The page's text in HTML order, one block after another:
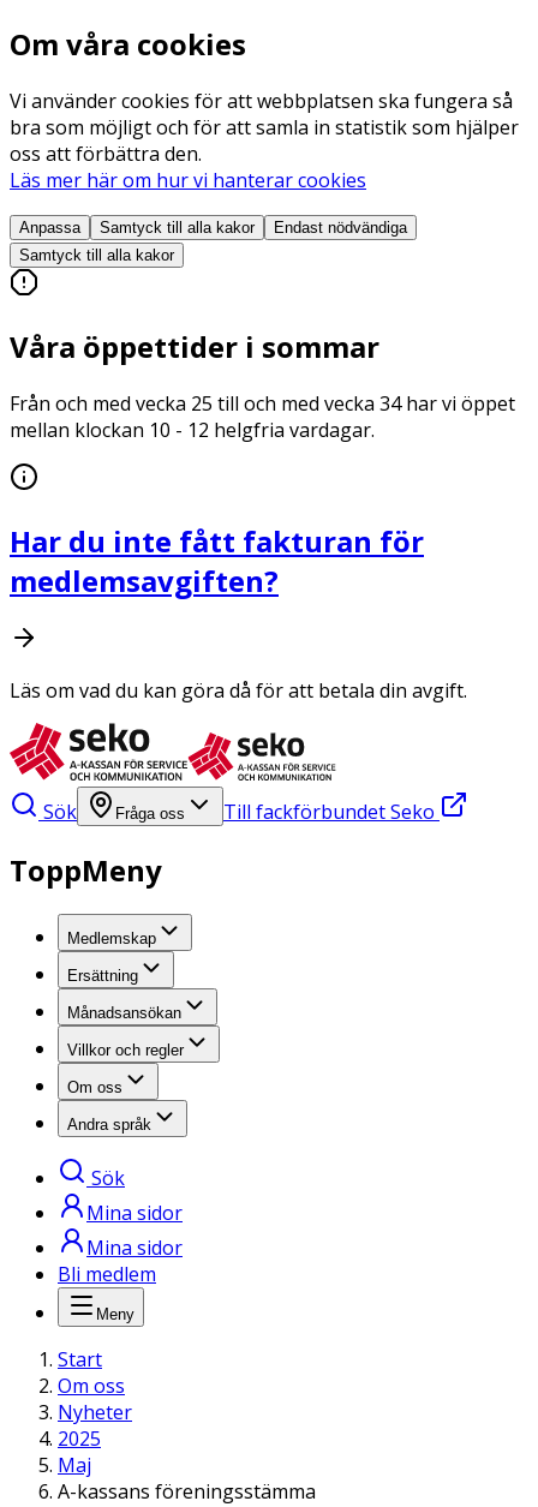
Om våra cookies
Vi använder cookies för att webbplatsen ska fungera så
bra som möjligt och för att samla in statistik som hjälper
oss att förbättra den.
Läs mer här om hur vi hanterar cookies
Anpassa Samtyck till alla kakor
Endast nödvändiga
Samtyck till alla kakor
Våra öppettider i sommar
Från och med vecka 25 till och med vecka 34 har vi öppet
mellan klockan 10 - 12 helgfria vardagar.
Har du inte fått fakturan för
medlemsavgiften?
Läs om vad du kan göra då för att betala din avgift.
Sök Fråga oss Till fackförbundet Seko
ToppMeny
Medlemskap
Ersättning
Månadsansökan
Villkor och regler
Om oss
Andra språk
Sök
Mina sidor
Mina sidor
Bli medlem
Meny
Start
Om oss
Nyheter
2025
Maj
A-kassans föreningsstämma